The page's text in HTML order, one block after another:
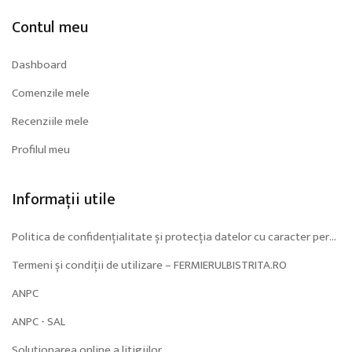
Contul meu
Dashboard
Comenzile mele
Recenziile mele
Profilul meu
Informații utile
Politica de confidențialitate și protecția datelor cu caracter personal (GDPR)
Termeni și condiții de utilizare – FERMIERULBISTRITA.RO
ANPC
ANPC - SAL